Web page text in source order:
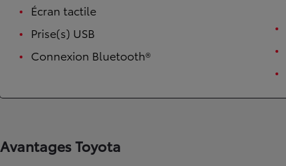
Écran tactile
Prise(s) USB
Connexion Bluetooth®
Avantages Toyota